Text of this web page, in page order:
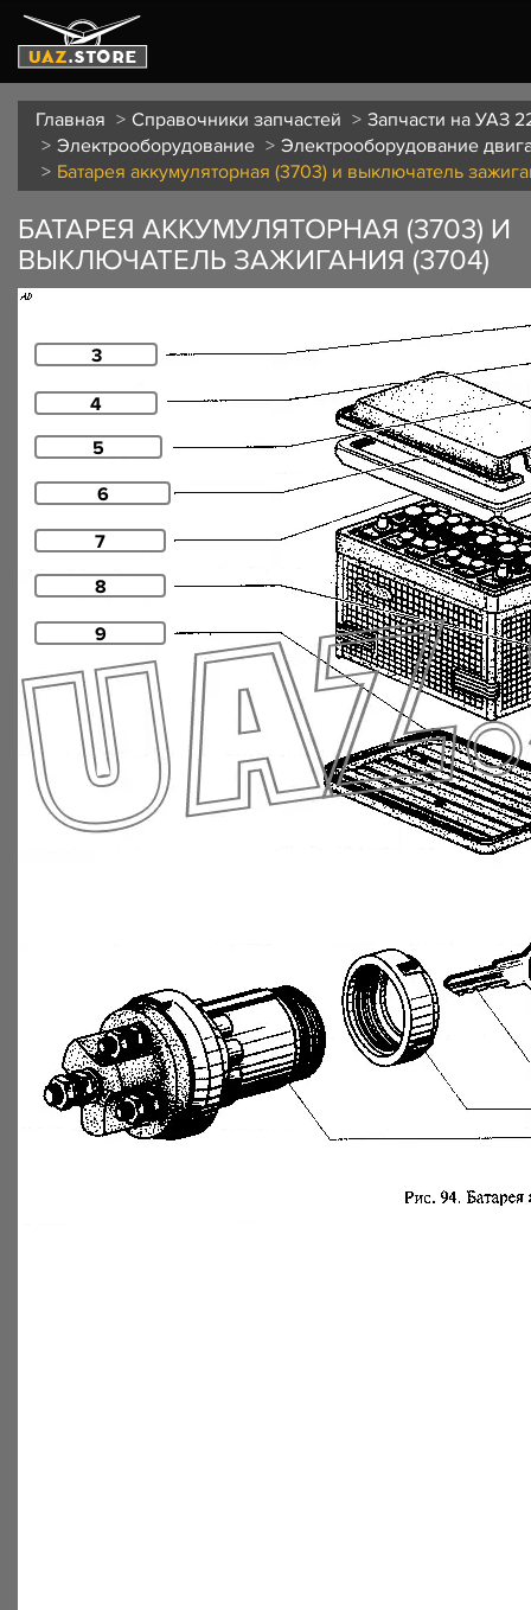
Главная Справочники запчастей
Запчасти на УАЗ
Электрооборудование
Электрооборудование
Батарея аккумуляторная (3703) и выключатель
БАТАРЕЯ АККУМУЛЯТОРНАЯ (3703) И
ВЫКЛЮЧАТЕЛЬ ЗАЖИГАНИЯ (3704)
3
4
5
6
7
8
9